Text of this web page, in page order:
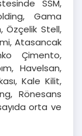
SSM,
Gama
Özçelik Stell,
Atasancak
Çimento,
Havelsan,
Kale Kilit,
Rönesans
orta ve